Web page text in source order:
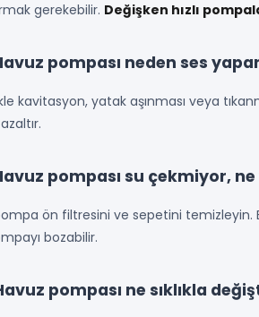
gerekebilir. Değişken hızlı
pompası neden ses
kavitasyon, yatak aşınması veya
pompası su çekmiyor, ne
ön filtresini ve sepetini temizleyin.
bozabilir.
pompası ne sıklıkla